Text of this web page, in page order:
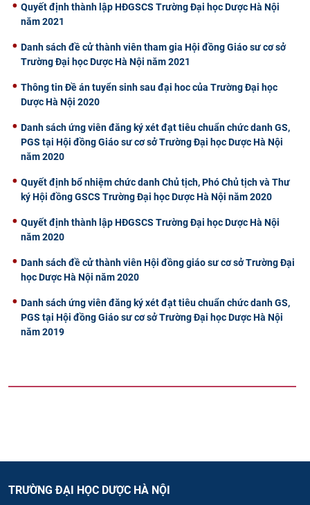
Quyết định thành lập HĐGSCS Trường Đại học Dược Hà Nội
năm 2021
Danh sách đề cử thành viên tham gia Hội đồng Giáo sư cơ sở
Trường Đại học Dược Hà Nội năm 2021
Thông tin Đề án tuyển sinh sau đại hoc của Trường Đại học
Dược Hà Nội 2020
Danh sách ứng viên đăng ký xét đạt tiêu chuẩn chức danh GS,
PGS tại Hội đồng Giáo sư cơ sở Trường Đại học Dược Hà Nội
năm 2020
Quyết định bổ nhiệm chức danh Chủ tịch, Phó Chủ tịch và Thư
ký Hội đồng GSCS Trường Đại học Dược Hà Nội năm 2020
Quyết định thành lập HĐGSCS Trường Đại học Dược Hà Nội
năm 2020
Danh sách đề cử thành viên Hội đồng giáo sư cơ sở Trường Đại
học Dược Hà Nội năm 2020
Danh sách ứng viên đăng ký xét đạt tiêu chuẩn chức danh GS,
PGS tại Hội đồng Giáo sư cơ sở Trường Đại học Dược Hà Nội
năm 2019
TRƯỜNG ĐẠI HỌC DƯỢC HÀ NỘI